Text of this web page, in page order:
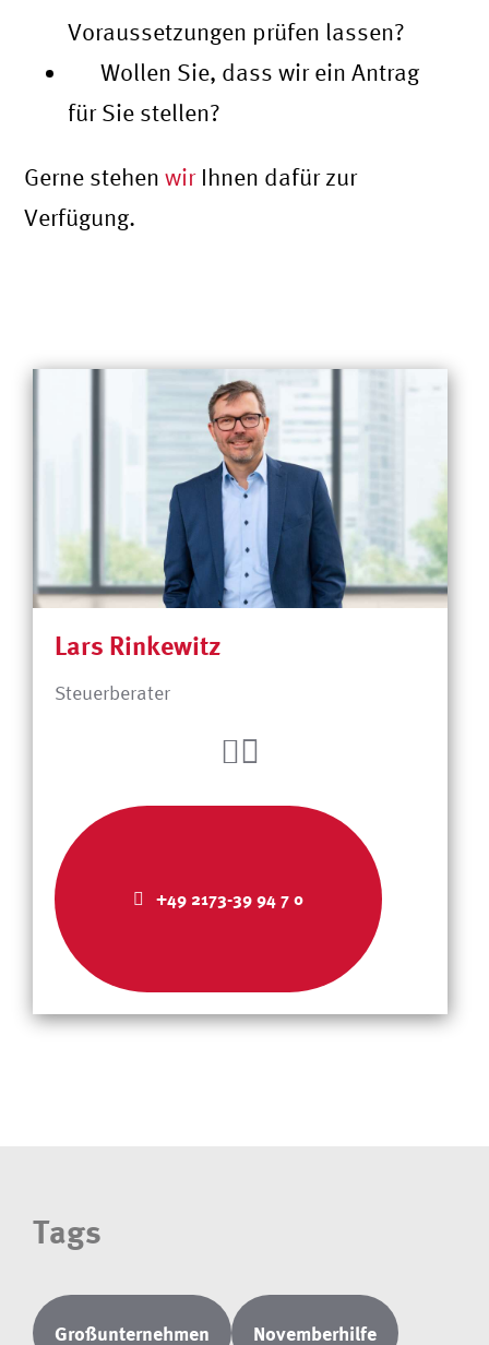
Voraussetzungen prüfen lassen?
Wollen Sie, dass wir ein Antrag
für Sie stellen?
Gerne stehenwirIhnen dafür zur
Verfügung.
Lars Rinkewitz
Steuerberater
+49 2173-39 94 7 0
Tags
Großunternehmen Novemberhilfe